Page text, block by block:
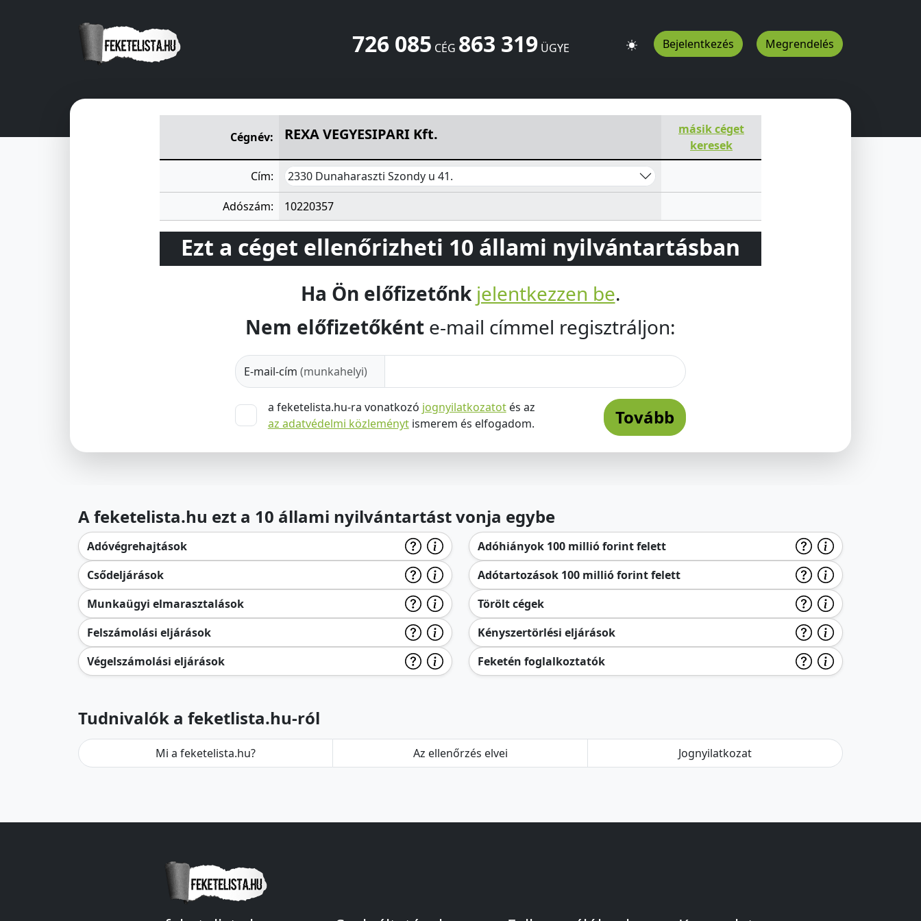
726 085 CÉG 863 319ÜGYE Bejelentkezés Megrendelés
Cégnév:
REXA VEGYESIPARI Kft.
másik céget
keresek
Cím: 2330 Dunaharaszti Szondy u 41.
Adószám: 10220357
Ezt a céget ellenőrizheti 10 állami nyilvántartásban
Ha Ön előfizetőnk jelentkezzen be.
Nem előfizetőként e-mail címmel regisztráljon:
E-mail-cím (munkahelyi)
a feketelista.hu-ra vonatkozó jognyilatkozatotés az
az adatvédelmi közleménytismerem és elfogadom. Tovább
A feketelista.hu ezt a 10 állami nyilvántartást vonja egybe
Adóvégrehajtások
Csődeljárások
Munkaügyi elmarasztalások
Felszámolási eljárások
Végelszámolási eljárások
Adóhiányok 100 millió forint felett
Adótartozások 100 millió forint felett
Törölt cégek
Kényszertörlési eljárások
Feketén foglalkoztatók
Tudnivalók a feketlista.hu-ról
Mi a feketelista.hu? Az ellenőrzés elvei Jognyilatkozat